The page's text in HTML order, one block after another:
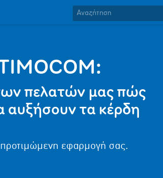
των πελατών μας πώς
αυξήσουν τα κέρδη
προτιμώμενη εφαρμογή σας.